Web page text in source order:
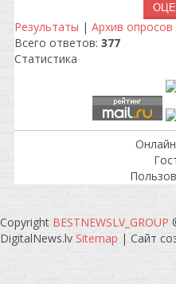
Результаты | Архив опросов
Всего ответов: 377
Статистика
Copyright BESTNEWSLV_GROUP
DigitalNews.lv Sitemap | Сайт